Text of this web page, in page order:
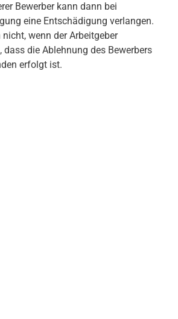
Bewerber kann dann bei
eine Entschädigung verlangen.
wenn der Arbeitgeber
dass die Ablehnung des Bewerbers
erfolgt ist.